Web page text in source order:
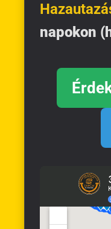
napokon